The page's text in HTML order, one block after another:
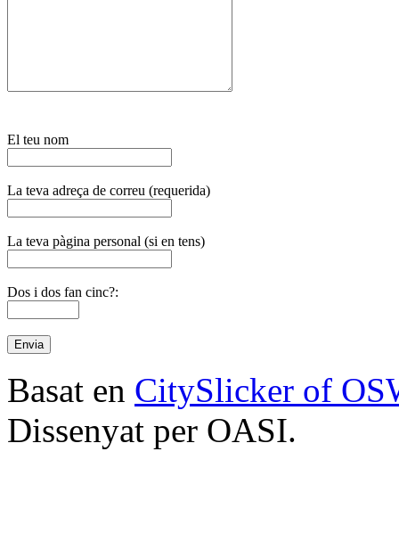
El teu nom
La teva adreça de correu (requerida)
La teva pàgina personal (si en tens)
Dos i dos fan cinc?:
Basat en CitySlicker of
Dissenyat per OASI.